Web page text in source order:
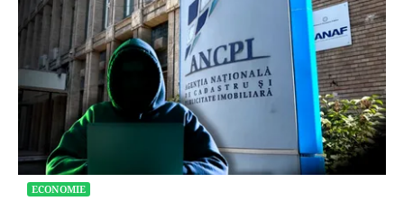
ECONOMIE